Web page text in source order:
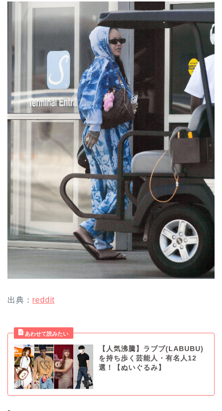
出典： reddit
【人気沸騰】ラブブ(LABUBU)
を持ち歩く芸能人・有名人12
選！【ぬいぐるみ】